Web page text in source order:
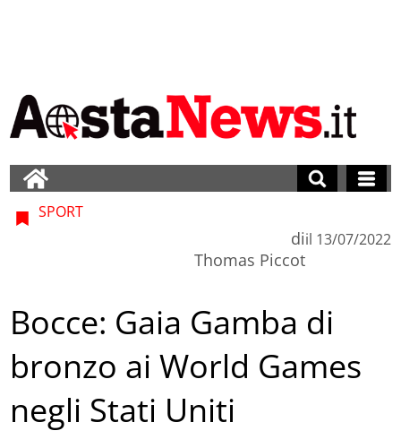
SPORT
di
Thomas Piccot
il 13/07/2022
Bocce: Gaia Gamba di
bronzo ai World Games
negli Stati Uniti